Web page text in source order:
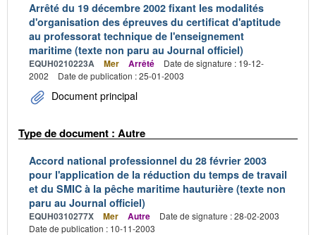
Arrêté du 19 décembre 2002 fixant les modalités
d'organisation des épreuves du certificat d'aptitude
au professorat technique de l'enseignement
maritime (texte non paru au Journal officiel)
EQUH0210223A Mer Arrêté
Date de signature : 19-12-
2002
Date de publication : 25-01-2003
Document principal
Type de document : Autre
Accord national professionnel du 28 février 2003
pour l'application de la réduction du temps de travail
et du SMIC à la pêche maritime hauturière (texte non
paru au Journal officiel)
EQUH0310277X Mer Autre
Date de signature : 28-02-2003
Date de publication : 10-11-2003